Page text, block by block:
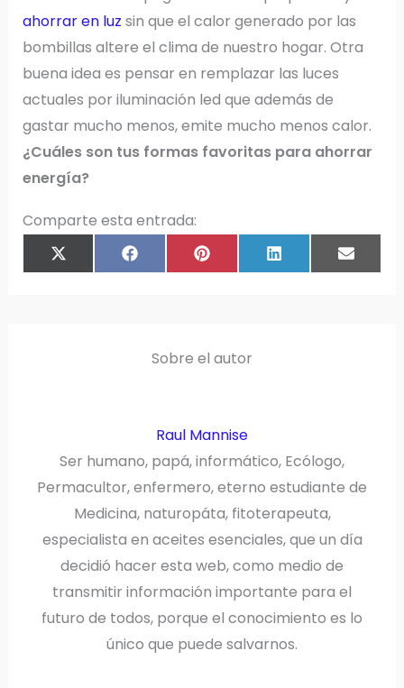
ahorrar en luz sin que el calor generado por las
bombillas altere el clima de nuestro hogar. Otra
buena idea es pensar en remplazar las luces
actuales por iluminación led que además de
gastar mucho menos, emite mucho menos calor.
¿Cuáles son tus formas favoritas para ahorrar
energía?
Comparte esta entrada:
COMPARTIR
EN
X
T
COMPARTIR
F
C
COMPARTIR
P
N
COMPARTIR
EN
L
N
E
A
Sobre el autor
Raul Mannise
Ser humano, papá, informático, Ecólogo,
Permacultor, enfermero, eterno estudiante de
Medicina, naturopáta, fitoterapeuta,
especialista en aceites esenciales, que un día
decidió hacer esta web, como medio de
transmitir información importante para el
futuro de todos, porque el conocimiento es lo
único que puede salvarnos.